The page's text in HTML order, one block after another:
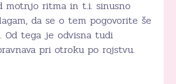
motnjo ritma in t.i. sinusno
da se o tem pogovorite še
Od tega je odvisna tudi
pri otroku po rojstvu.